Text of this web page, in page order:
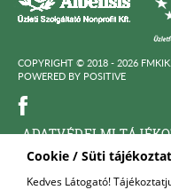
Cookie / Süti
Kedves Látogató!
COPYRIGHT © 2018 - 2026
POWERED BY POSITIVE
ADATVÉDELMI